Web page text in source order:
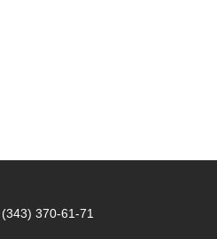
(343) 370-61-71